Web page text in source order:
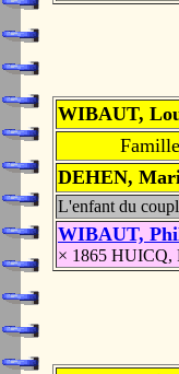
WIBAUT,
Famille
DEHEN,
L'enfant du
WIBAUT,
× 1865 HUICQ,